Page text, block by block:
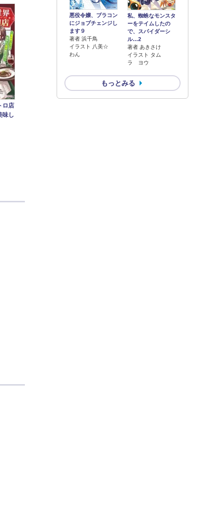
悪役令嬢、ブラコン
にジョブチェンジし
ます９
著者 浜千鳥
イラスト 八美☆
わん
私、蜘蛛なモンスタ
ーをテイムしたの
で、スパイダーシ
ル…2
著者 あきさけ
イラスト タム
ラ ヨウ
もっとみる
ロ店
味し